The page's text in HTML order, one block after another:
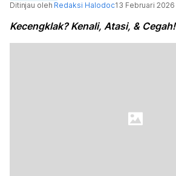
Ditinjau oleh Redaksi Halodoc13 Februari 2026
Kecengklak? Kenali, Atasi, & Cegah!